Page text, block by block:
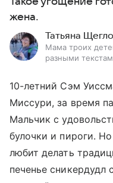
жена.
Татьяна
Мама троих
разными
10-летний Сэм
Миссури, за время
Мальчик с
булочки и пироги.
любит делать
печенье сникердудл